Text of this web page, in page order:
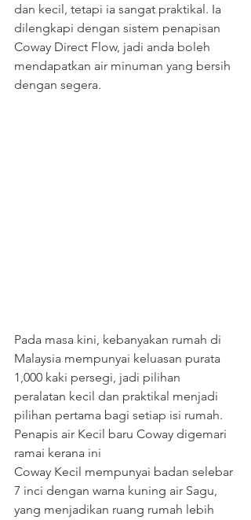
dan kecil, tetapi ia sangat praktikal. Ia
dilengkapi dengan sistem penapisan
Coway Direct Flow, jadi anda boleh
mendapatkan air minuman yang bersih
dengan segera.
Pada masa kini, kebanyakan rumah di
Malaysia mempunyai keluasan purata
1,000 kaki persegi, jadi pilihan
peralatan kecil dan praktikal menjadi
pilihan pertama bagi setiap isi rumah.
Penapis air Kecil baru Coway digemari
ramai kerana ini
Coway Kecil mempunyai badan selebar
7 inci dengan warna kuning air Sagu,
yang menjadikan ruang rumah lebih